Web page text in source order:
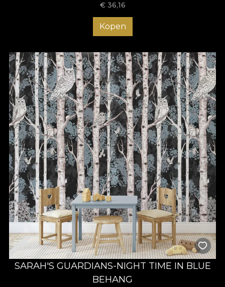
€ 36,16
Kopen
SARAH'S GUARDIANS-NIGHT TIME IN BLUE
BEHANG